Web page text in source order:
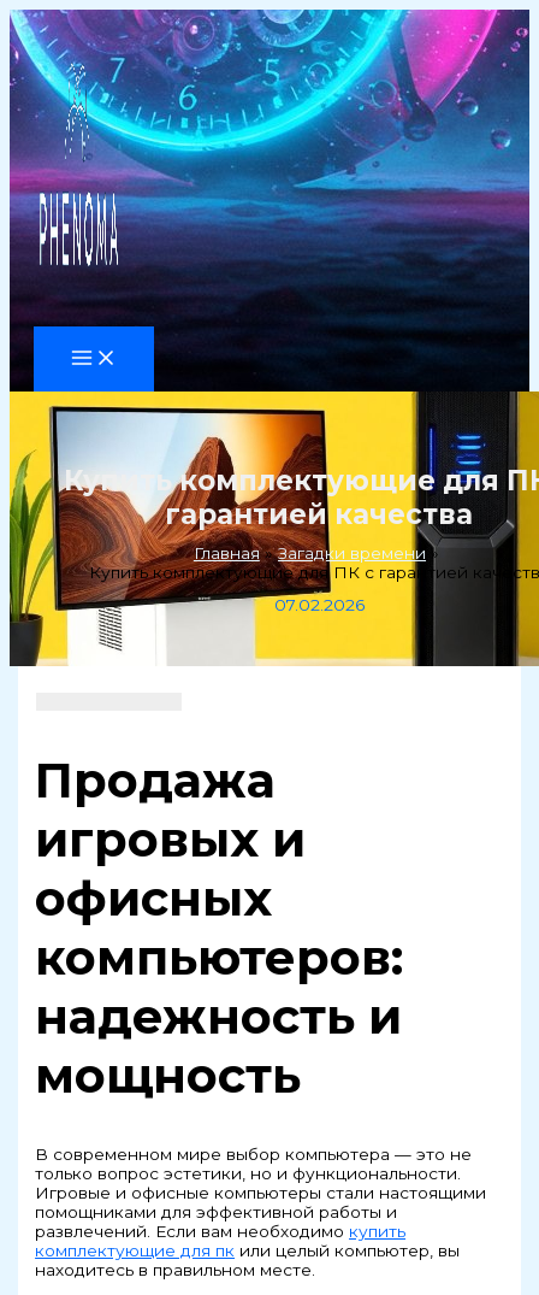
Перейти
к
содержимому
Купить комплектующие для
гарантией качества
Главная
Загадки времени
Купить комплектующие для ПК с гарантией
07.02.2026
Продажа
игровых и
офисных
компьютеров:
надежность и
мощность
В современном мире выбор компьютера — это не
только вопрос эстетики, но и функциональности.
Игровые и офисные компьютеры стали настоящими
помощниками для эффективной работы и
развлечений. Если вам необходимо купить
комплектующие для пк или целый компьютер, вы
находитесь в правильном месте.